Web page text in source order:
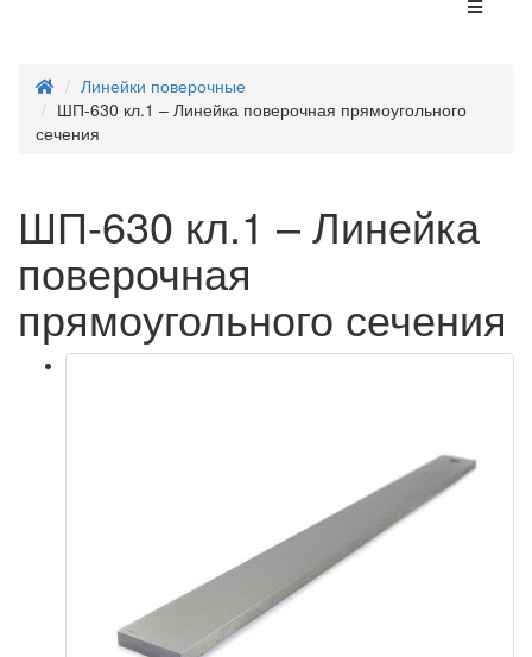
Линейки поверочные
ШП-630 кл.1 – Линейка поверочная прямоугольного
сечения
ШП-630 кл.1 – Линейка
поверочная
прямоугольного сечения